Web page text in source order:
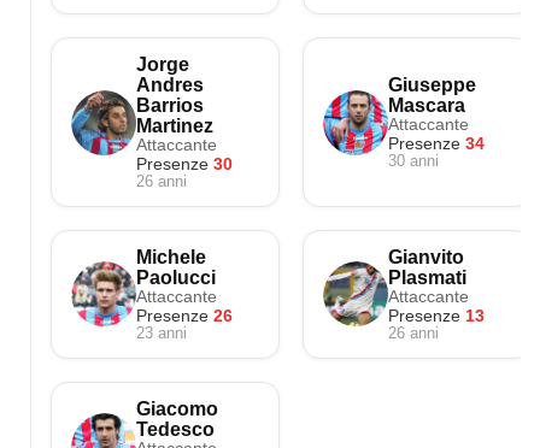
Jorge
Andres
Barrios
Martinez
Attaccante
Presenze 30
26 anni
Giuseppe
Mascara
Attaccante
Presenze34
30 anni
Michele
Paolucci
Attaccante
Presenze 26
23 anni
Gianvito
Plasmati
Attaccante
Presenze 13
26 anni
Giacomo
Tedesco